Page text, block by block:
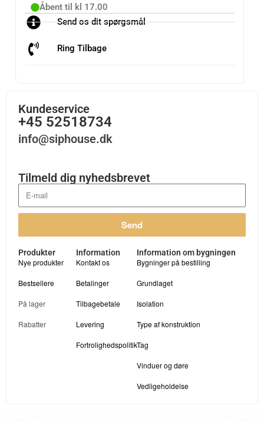
Åbent til kl 17.00
Send os dit spørgsmål
Ring Tilbage
Kundeservice
+45 52518734
info@siphouse.dk
Tilmeld dig nyhedsbrevet
Send
Produkter
Nye produkter
Bestsellere
På lager
Rabatter
Information
Kontakt os
Betalinger
Tilbagebetale
Levering
Fortrolighedspolitik
Information om bygningen
Bygninger på bestilling
Grundlaget
Isolation
Type af konstruktion
Tag
Vinduer og døre
Vedligeholdelse